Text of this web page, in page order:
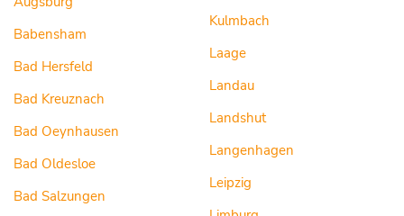
Babensham
Bad Hersfeld
Bad Kreuznach
Bad Oeynhausen
Bad Oldesloe
Bad Salzungen
Kulmbach
Laage
Landau
Landshut
Langenhagen
Leipzig